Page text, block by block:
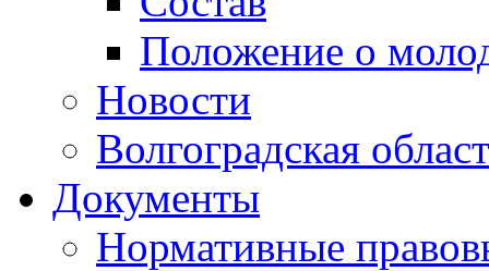
Положение о
Новости
Волгоградская
Документы
Нормативные